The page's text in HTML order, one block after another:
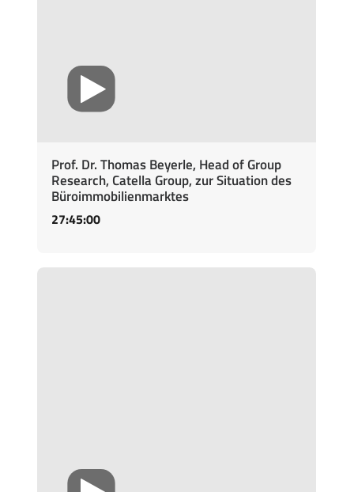
Prof. Dr. Thomas Beyerle, Head of Group
Research, Catella Group, zur Situation des
Büroimmobilienmarktes
27:45:00